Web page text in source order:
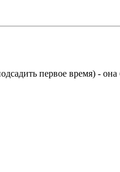
первое время) -